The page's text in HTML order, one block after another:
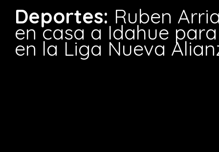
Deportes: Ruben
en casa a Idahue
en la Liga Nueva